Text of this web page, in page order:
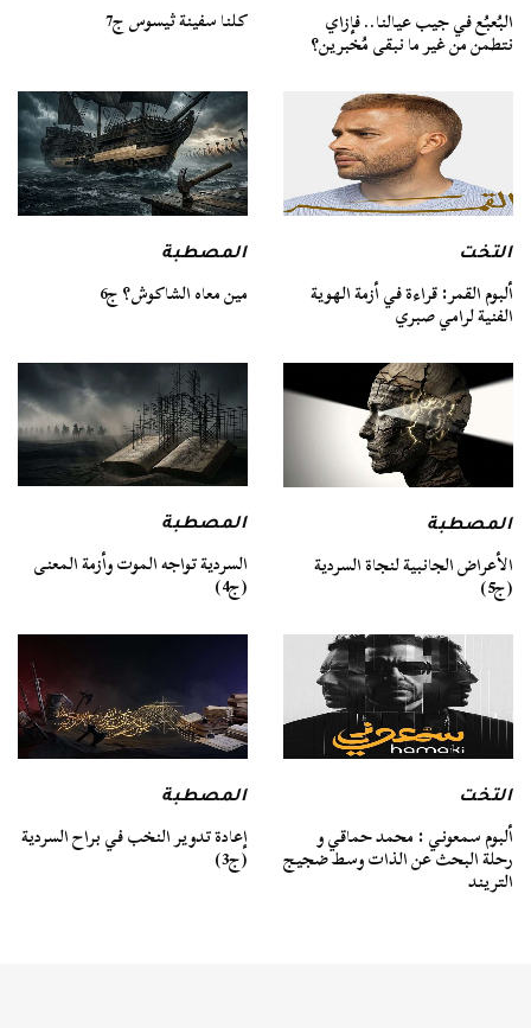
البُعبُع في جيب عيالنا.. فإزاي
نتطمن من غير ما نبقى مُخبرين؟
كلنا سفينة ثيسوس ج7
التخت
ألبوم القمر: قراءة في أزمة الهوية
الفنية لرامي صبري
المصطبة
مين معاه الشاكوش؟ ج6
المصطبة
الأعراض الجانبية لنجاة السردية
(ج5)
المصطبة
السردية تواجه الموت وأزمة المعنى
(ج4)
التخت
ألبوم سمعوني : محمد حماقي و
رحلة البحث عن الذات وسط ضجيج
التريند
المصطبة
إعادة تدوير النخب في براح السردية
(ج3)